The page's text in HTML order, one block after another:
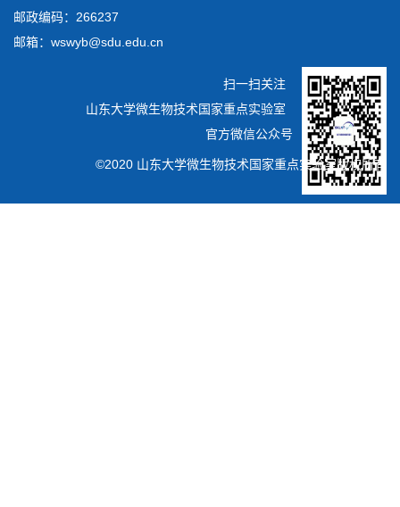
邮政编码：266237
邮箱：wswyb@sdu.edu.cn
扫一扫关注
山东大学微生物技术国家重点实验室
官方微信公众号
©2020 山东大学微生物技术国家重点实验室版权所有